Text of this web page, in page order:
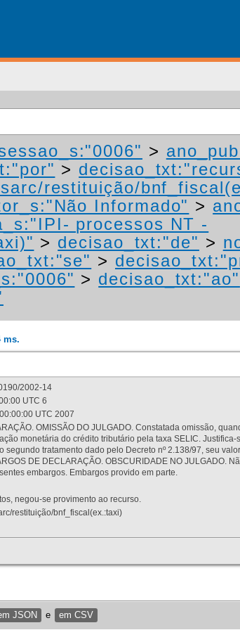
>
>
restituição/
Informado" >
processos NT -
> decisao_txt:"de" >
>
> decisao_txt:"ao"
ms.
2002-14
UTC 6
UTC 2007
OMISSÃO DO JULGADO. Constatada omissão,
monetária do crédito tributário pela taxa SELIC.
tratamento dado pelo Decreto nº 2.138/97, seu
DE DECLARAÇÃO. OBSCURIDADE NO JULGADO.
embargos. Embargos provido em parte.
negou-se provimento ao recurso.
restituição/bnf_fiscal(ex.:taxi)
JSON e em CSV